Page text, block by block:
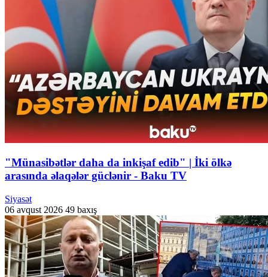
"Münasibətlər daha da inkişaf edib" | İki ölkə
arasında əlaqələr güclənir - Baku TV
Siyasət
06 avqust 2026 49 baxış